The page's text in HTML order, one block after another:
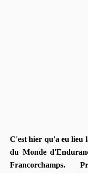
C'est hier qu'a eu lieu
du Monde
Francorchamps.